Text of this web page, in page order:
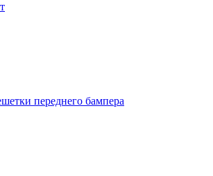
переднего бампера